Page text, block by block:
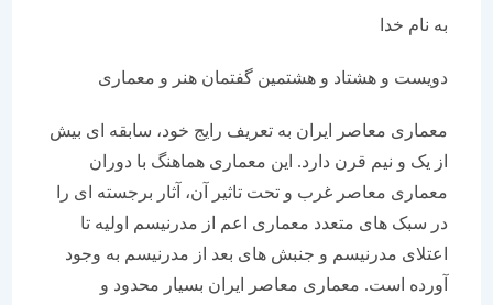
به نام خدا
دویست و هشتاد و هشتمین گفتمان هنر و معماری
معماری معاصر ایران به تعریف رایج خود، سابقه ای بیش
از یک و نیم قرن دارد. این معماری هماهنگ با دوران
معماری معاصر غرب و تحت تاثیر آن، آثار برجسته ای را
در سبک های متعدد معماری اعم از مدرنیسم اولیه تا
اعتلای مدرنیسم و جنبش های بعد از مدرنیسم به وجود
آورده است. معماری معاصر ایران بسیار محدود و